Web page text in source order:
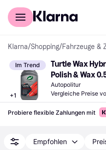
Für Shopper
Klarna/Shopping/Fahrzeuge &
Im Trend
+1
Turtle Wax
Polish & Wax
Autopolitur
Vergleiche Preise
Probiere flexible Zahlungen mit
Empfohlen